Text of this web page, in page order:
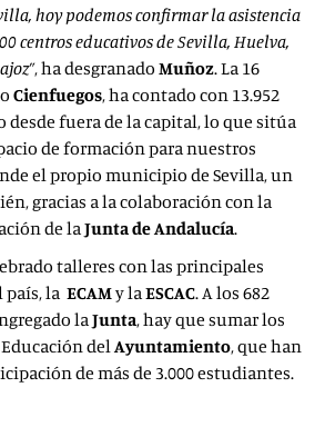
hoy podemos confirmar la asistencia
centros educativos de Sevilla, Huelva,
, ha desgranado Muñoz. La 16
Cienfuegos, ha contado con 13.952
desde fuera de la capital, lo que sitúa
de formación para nuestros
el propio municipio de Sevilla, un
gracias a la colaboración con la
de laJunta de Andalucía.
talleres con las principales
país, la ECAMy laESCAC. A los 682
laJunta, hay que sumar los
delAyuntamiento, que han
de más de 3.000 estudiantes.